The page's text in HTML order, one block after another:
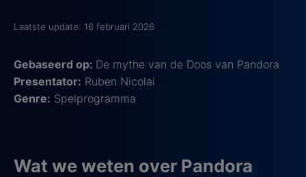
Laatste update: 16 februari 2026
Gebaseerd op: De mythe van de Doos van Pandora
Presentator: Ruben Nicolai
Genre: Spelprogramma
Wat we weten over Pandora